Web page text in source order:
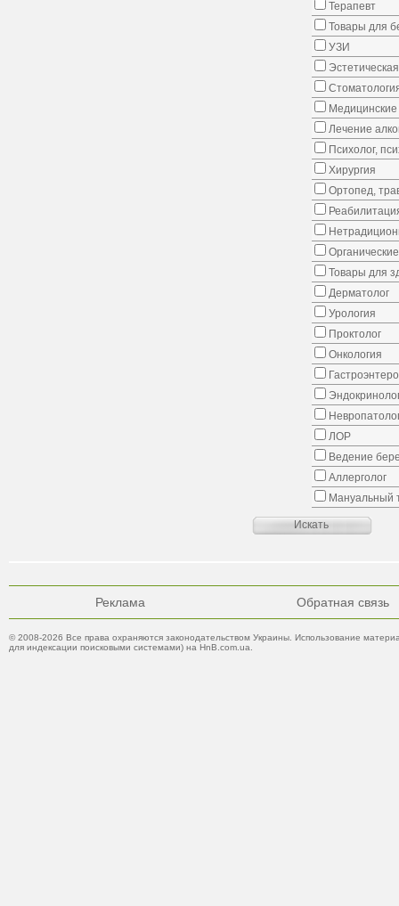
Терапевт
Товары для
УЗИ
Медицинские
Лечение
Психолог,
Хирургия
Ортопед,
Товары для
Дерматолог
Урология
Проктолог
Онкология
ЛОР
Ведение
Аллерголог
Мануальный
Реклама Обратная связь
© 2008-2026 Все права охраняются законодательством Украины. Использование
для индексации поисковыми системами) на HnB.com.ua.